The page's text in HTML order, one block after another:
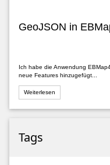
GeoJSON in
Ich habe die Anwendung
neue Features hinzugefügt...
Weiterlesen
Tags